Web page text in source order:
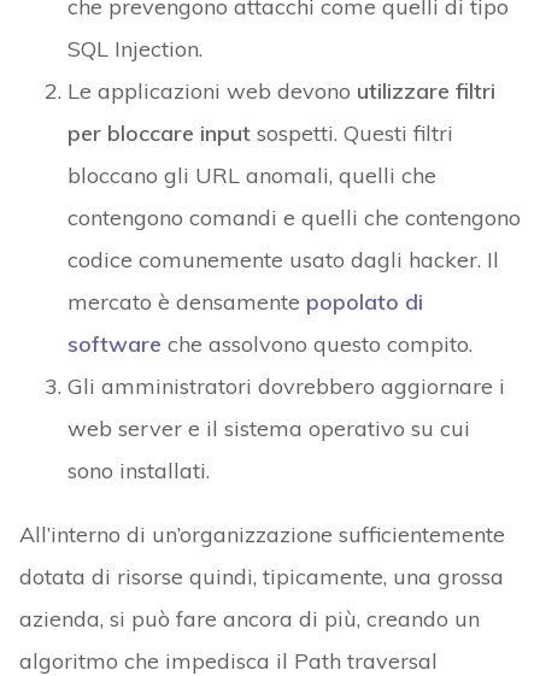
che prevengono attacchi come quelli di tipo
SQL Injection.
Le applicazioni web devono utilizzare filtri
per bloccare inputsospetti. Questi filtri
bloccano gli URL anomali, quelli che
contengono comandi e quelli che contengono
codice comunemente usato dagli hacker. Il
mercato è densamente popolato di
software che assolvono questo compito.
Gli amministratori dovrebbero aggiornare i
web server e il sistema operativo su cui
sono installati.
All’interno di un’organizzazione sufficientemente
dotata di risorse quindi, tipicamente, una grossa
azienda, si può fare ancora di più, creando un
algoritmo che impedisca il Path traversal